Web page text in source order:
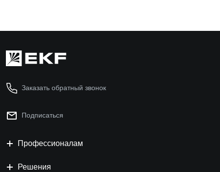
Заказать обратный звонок
Подписаться
Профессионалам
Решения